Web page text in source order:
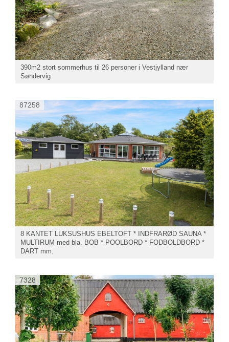
390m2 stort sommerhus til 26 personer i Vestjylland nær
Søndervig
87258
8 KANTET LUKSUSHUS EBELTOFT * INDFRARØD SAUNA *
MULTIRUM med bla. BOB * POOLBORD * FODBOLDBORD *
DART mm.
7328